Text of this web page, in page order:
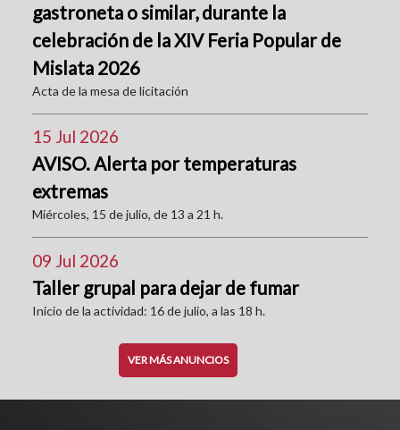
gastroneta o similar, durante la
celebración de la XIV Feria Popular de
Mislata 2026
Acta de la mesa de licitación
15 Jul 2026
AVISO. Alerta por temperaturas
extremas
Miércoles, 15 de julio, de 13 a 21 h.
09 Jul 2026
Taller grupal para dejar de fumar
Inicio de la actividad: 16 de julio, a las 18 h.
VER MÁS ANUNCIOS